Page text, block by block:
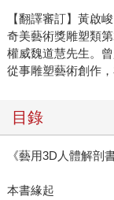
【翻譯審訂】黃啟峻
奇美藝術獎雕塑類
權威魏道慧先生。
從事雕塑藝術創作
目錄
《藝用3D人體解剖
本書緣起